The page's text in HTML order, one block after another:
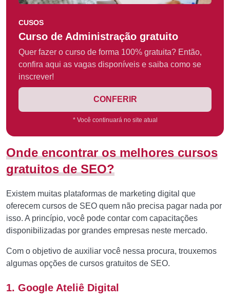
CUSOS
Curso de Administração gratuito
Quer fazer o curso de forma 100% gratuita? Então,
confira aqui as vagas disponíveis e saiba como se
inscrever!
CONFERIR
* Você continuará no site atual
Onde encontrar os melhores cursos
gratuitos de SEO?
Existem muitas plataformas de marketing digital que
oferecem cursos de SEO quem não precisa pagar nada por
isso. A princípio, você pode contar com capacitações
disponibilizadas por grandes empresas neste mercado.
Com o objetivo de auxiliar você nessa procura, trouxemos
algumas opções de cursos gratuitos de SEO.
1. Google Ateliê Digital